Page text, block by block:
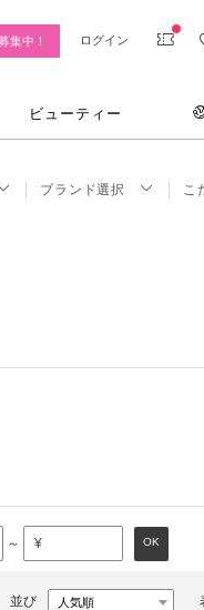
集中！ ログイン
ビューティー
ブランド選択 こ
～ ¥ OK
並び